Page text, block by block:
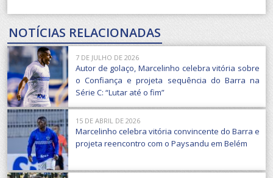
NOTÍCIAS RELACIONADAS
7 DE JULHO DE 2026
Autor de golaço, Marcelinho celebra vitória sobre
o Confiança e projeta sequência do Barra na
Série C: “Lutar até o fim”
15 DE ABRIL DE 2026
Marcelinho celebra vitória convincente do Barra e
projeta reencontro com o Paysandu em Belém